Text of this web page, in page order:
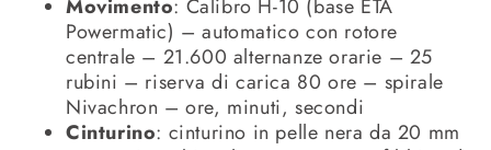
Movimento: Calibro H-10 (base ETA
Powermatic) – automatico con rotore
centrale – 21.600 alternanze orarie – 25
rubini – riserva di carica 80 ore – spirale
Nivachron – ore, minuti, secondi
Cinturino: cinturino in pelle nera da 20 mm